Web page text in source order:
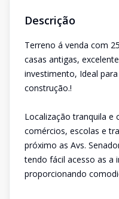
Descrição
Terreno á venda com
casas antigas,
investimento, Ideal
construção.!
Localização tranquila e
comércios, escolas e
próximo as Avs.
tendo fácil acesso as a
proporcionando